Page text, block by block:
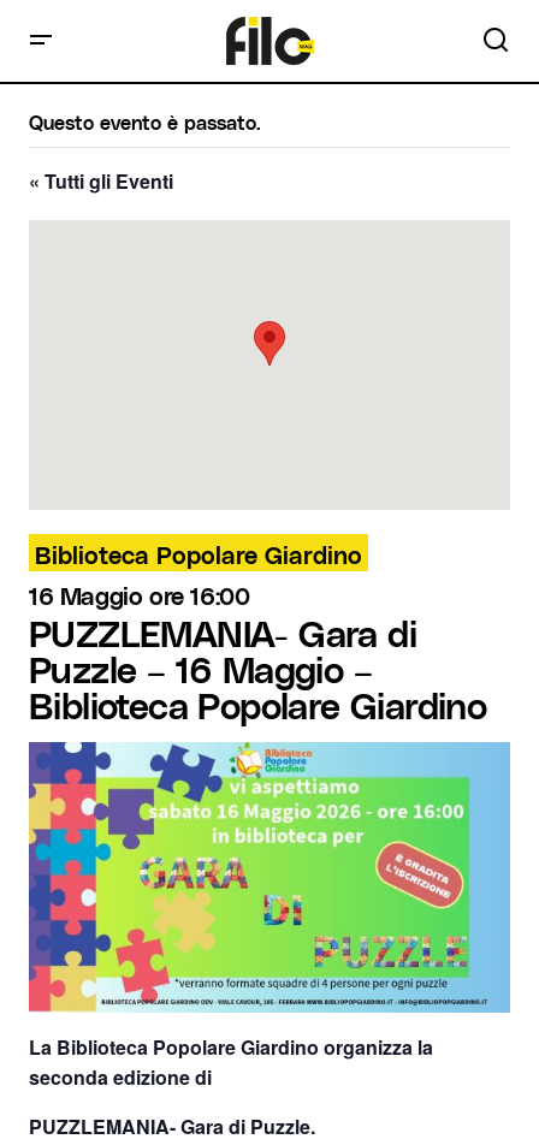
Questo evento è passato.
« Tutti gli Eventi
Biblioteca Popolare Giardino
16 Maggio ore 16:00
PUZZLEMANIA- Gara di
Puzzle – 16 Maggio –
Biblioteca Popolare Giardino
La Biblioteca Popolare Giardino organizza la
seconda edizione di
PUZZLEMANIA- Gara di Puzzle.